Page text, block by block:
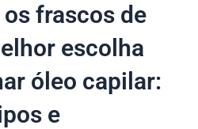
frascos de
escolha
óleo capilar:
e